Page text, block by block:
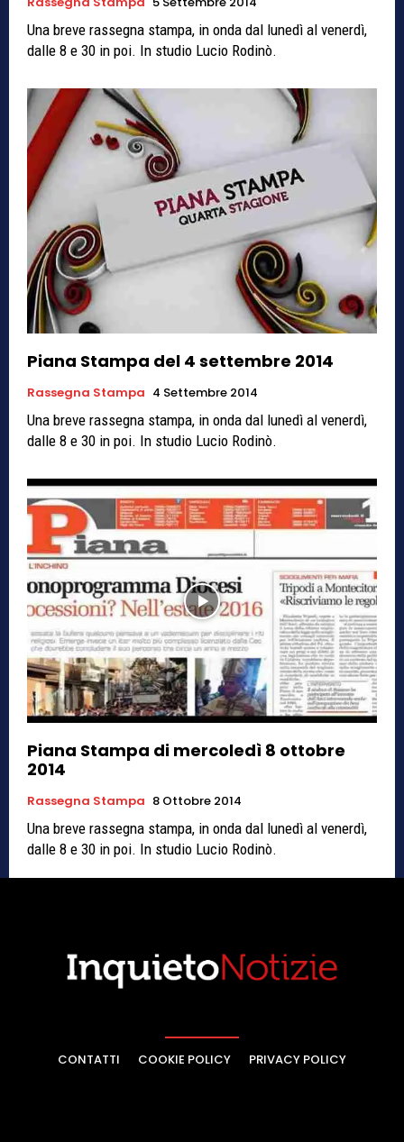
Una breve rassegna stampa, in onda dal lunedì al venerdì,
dalle 8 e 30 in poi. In studio Lucio Rodinò.
Piana Stampa del 4 settembre 2014
Rassegna Stampa 4 Settembre 2014
Una breve rassegna stampa, in onda dal lunedì al venerdì,
dalle 8 e 30 in poi. In studio Lucio Rodinò.
Piana Stampa di mercoledì 8 ottobre
2014
Rassegna Stampa 8 Ottobre 2014
Una breve rassegna stampa, in onda dal lunedì al venerdì,
dalle 8 e 30 in poi. In studio Lucio Rodinò.
CONTATTI COOKIE POLICY PRIVACY POLICY